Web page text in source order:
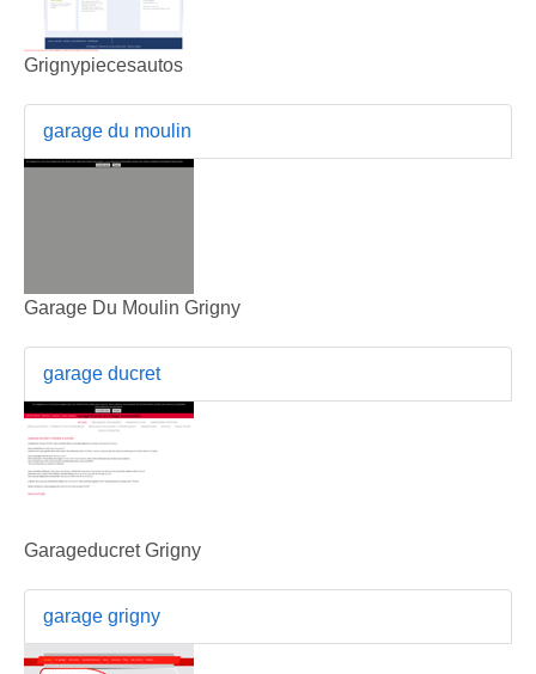
Grignypiecesautos
garage du moulin
Garage Du Moulin Grigny
garage ducret
Garageducret Grigny
garage grigny